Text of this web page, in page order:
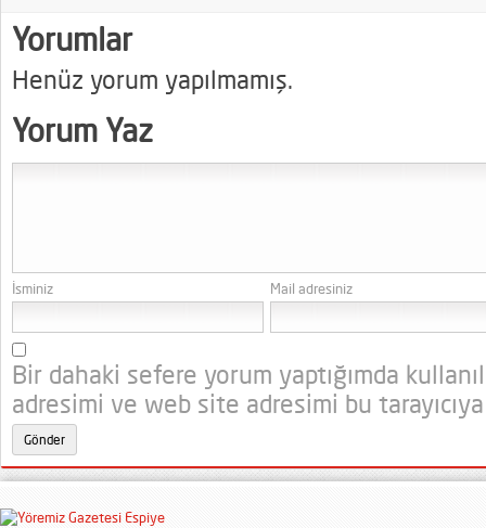
Yorumlar
Henüz yorum yapılmamış.
Yorum Yaz
İsminiz Mail adresiniz
Bir dahaki sefere yorum yaptığımda
adresimi ve web site adresimi bu